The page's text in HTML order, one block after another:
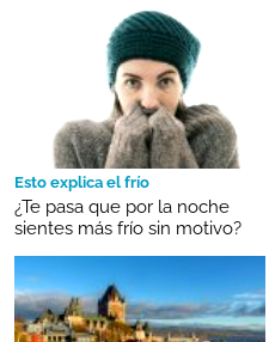
Esto explica el frío
¿Te pasa que por la noche
sientes más frío sin motivo?